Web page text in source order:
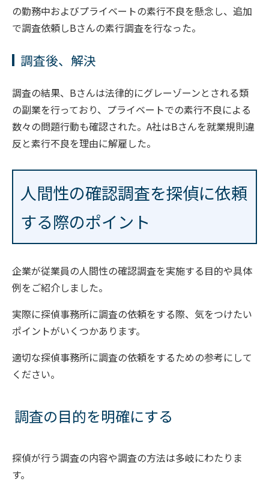
の勤務中およびプライベートの素行不良を懸念し、追加
で調査依頼しBさんの素行調査を行なった。
調査後、解決
調査の結果、Bさんは法律的にグレーゾーンとされる類
の副業を行っており、プライベートでの素行不良による
数々の問題行動も確認された。A社はBさんを就業規則違
反と素行不良を理由に解雇した。
人間性の確認調査を探偵に依頼
する際のポイント
企業が従業員の人間性の確認調査を実施する目的や具体
例をご紹介しました。
実際に探偵事務所に調査の依頼をする際、気をつけたい
ポイントがいくつかあります。
適切な探偵事務所に調査の依頼をするための参考にして
ください。
調査の目的を明確にする
探偵が行う調査の内容や調査の方法は多岐にわたりま
す。